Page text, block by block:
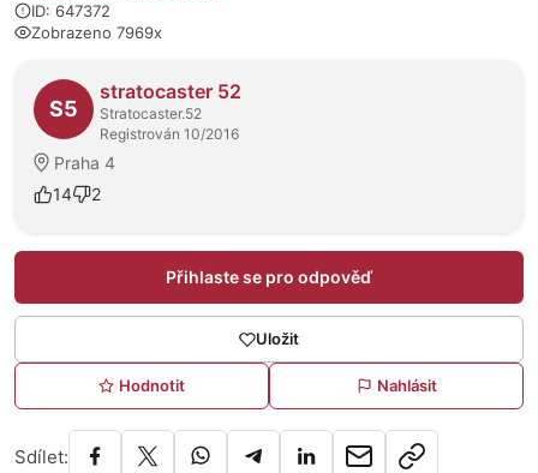
ID: 647372
Zobrazeno 7969x
O prodejci
S5
stratocaster 52
Stratocaster.52
Registrován 10/2016
Praha 4
14
2
Přihlaste se pro odpověď
Uložit
Hodnotit Nahlásit
Sdílet: